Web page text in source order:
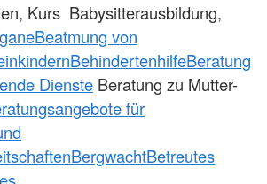
Kurs Babysitterausbildung,
Beatmung von
BehindertenhilfeBeratung
Dienste Beratung zu Mutter-
für
BergwachtBetreutes